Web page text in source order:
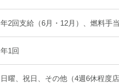
年2回支給（6月・12月）、燃料手当
年1回
日曜、祝日、その他（4週6休程度